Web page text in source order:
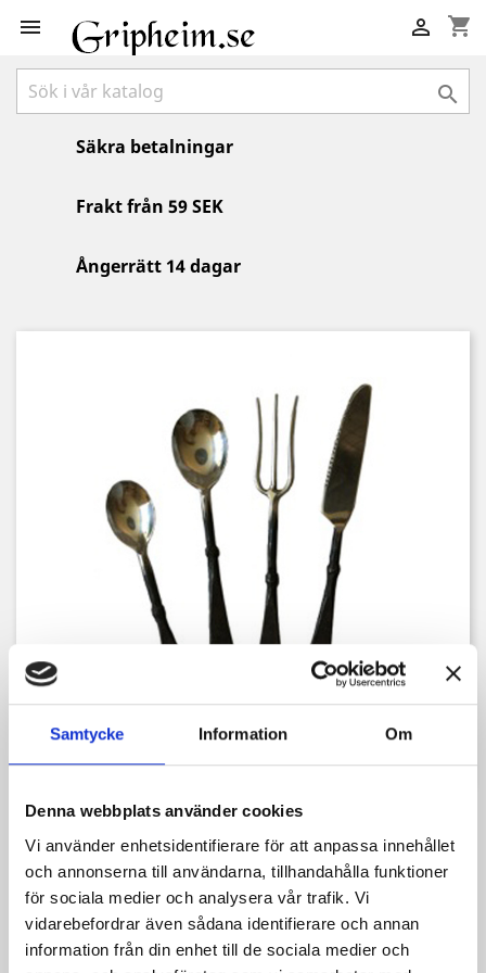
Samtycke Information Om
Denna webbplats använder cookies
Vi använder enhetsidentifierare för att anpassa innehållet
och annonserna till användarna, tillhandahålla funktioner
för sociala medier och analysera vår trafik. Vi
vidarebefordrar även sådana identifierare och annan
information från din enhet till de sociala medier och
 shopping_cart


Säkra betalningar
Frakt från 59 SEK
Ångerrätt 14 dagar
BESTICKSET I 4 DELAR, ROSTFRITT